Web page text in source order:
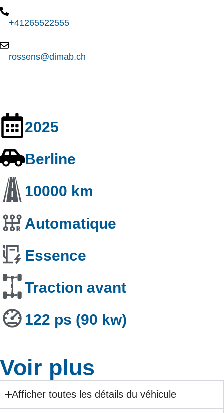
+41265522555
rossens@dimab.ch
2025
Berline
10000 km
Automatique
Essence
Traction avant
122 ps (90 kw)
Voir plus
Afficher toutes les détails du véhicule